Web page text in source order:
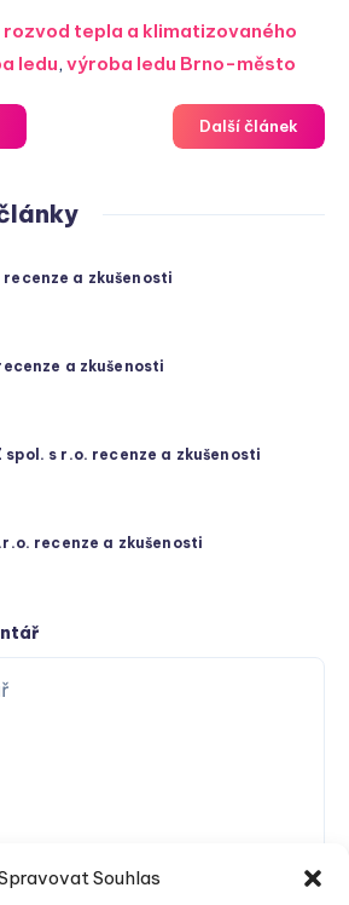
Souhlas
rozvod tepla a klimatizovaného
ledu, výroba ledu Brno-město
Další článek
recenze a zkušenosti
a zkušenosti
spol. s r.o. recenze a zkušenosti
recenze a zkušenosti